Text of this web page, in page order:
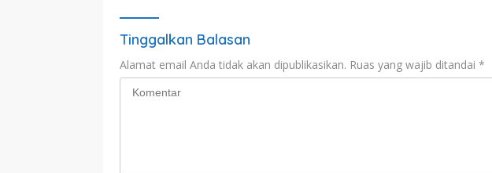
Tinggalkan Balasan
Alamat email Anda tidak akan dipublikasikan. Ruas yang wajib ditandai *